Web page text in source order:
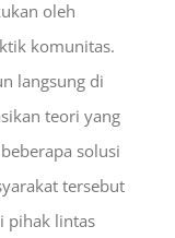
oleh
komunitas.
langsung di
teori yang
solusi
tersebut
pihak lintas